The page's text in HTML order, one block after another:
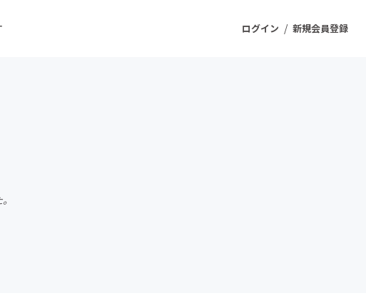
ログイン / 新規会員登録